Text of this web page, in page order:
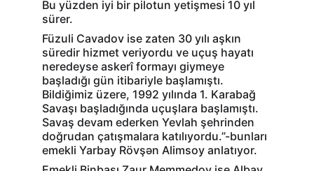
Bu yüzden iyi bir pilotun yetişmesi 10 yıl
sürer.
Füzuli Cavadov ise zaten 30 yılı aşkın
süredir hizmet veriyordu ve uçuş hayatı
neredeyse askerî formayı giymeye
başladığı gün itibariyle başlamıştı.
Bildiğimiz üzere, 1992 yılında 1. Karabağ
Savaşı başladığında uçuşlara başlamıştı.
Savaş devam ederken Yevlah şehrinden
doğrudan çatışmalara katılıyordu.”-bunları
emekli Yarbay Rövşən Alimsoy anlatıyor.